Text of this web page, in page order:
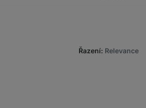
Řazení: Relevance